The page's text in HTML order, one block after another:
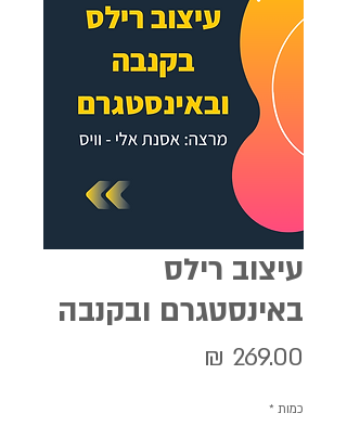
עיצוב רילס
באינסטגרם ובקנבה
כמות *